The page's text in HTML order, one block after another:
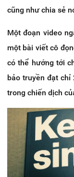
cũng như chia sẻ
Một đoạn video
một bài viết cô
có thể hướng tới
bảo truyền đạt chỉ
trong chiến dịch